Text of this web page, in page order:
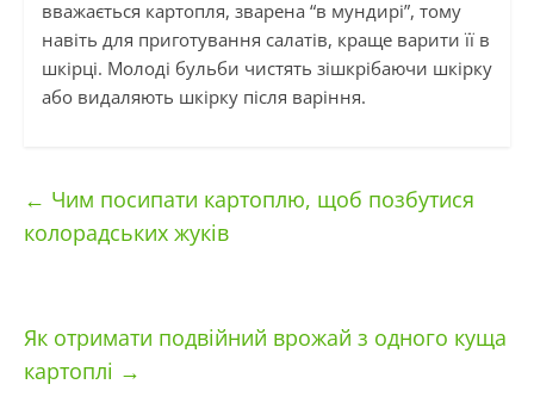
вважається картопля, зварена “в мундирі”, тому
навіть для приготування салатів, краще варити її в
шкірці. Молоді бульби чистять зішкрібаючи шкірку
або видаляють шкірку після варіння.
← Чим посипати картоплю, щоб позбутися
колорадських жуків
Як отримати подвійний врожай з одного куща
картоплі →